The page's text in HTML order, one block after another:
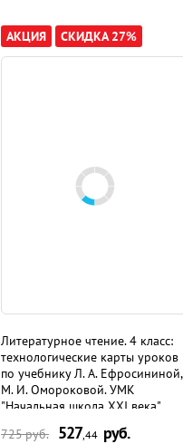
АКЦИЯ СКИДКА 27%
Литературное чтение. 4 класс:
технологические карты уроков
по учебнику Л. А. Ефросининой,
М. И. Омороковой. УМК
"Начальная школа XXI века"
725руб. 527,44руб.